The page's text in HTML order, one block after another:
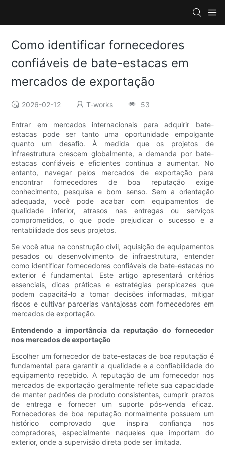
Como identificar fornecedores
confiáveis ​​de bate-estacas em
mercados de exportação
2026-02-12 T-works 53
Entrar em mercados internacionais para adquirir bate-
estacas pode ser tanto uma oportunidade empolgante
quanto um desafio. À medida que os projetos de
infraestrutura crescem globalmente, a demanda por bate-
estacas confiáveis ​​e eficientes continua a aumentar. No
entanto, navegar pelos mercados de exportação para
encontrar fornecedores de boa reputação exige
conhecimento, pesquisa e bom senso. Sem a orientação
adequada, você pode acabar com equipamentos de
qualidade inferior, atrasos nas entregas ou serviços
comprometidos, o que pode prejudicar o sucesso e a
rentabilidade dos seus projetos.
Se você atua na construção civil, aquisição de equipamentos
pesados ​​ou desenvolvimento de infraestrutura, entender
como identificar fornecedores confiáveis ​​de bate-estacas no
exterior é fundamental. Este artigo apresentará critérios
essenciais, dicas práticas e estratégias perspicazes que
podem capacitá-lo a tomar decisões informadas, mitigar
riscos e cultivar parcerias vantajosas com fornecedores em
mercados de exportação.
Entendendo a importância da reputação do fornecedor
nos mercados de exportação
Escolher um fornecedor de bate-estacas de boa reputação é
fundamental para garantir a qualidade e a confiabilidade do
equipamento recebido. A reputação de um fornecedor nos
mercados de exportação geralmente reflete sua capacidade
de manter padrões de produto consistentes, cumprir prazos
de entrega e fornecer um suporte pós-venda eficaz.
Fornecedores de boa reputação normalmente possuem um
histórico comprovado que inspira confiança nos
compradores, especialmente naqueles que importam do
exterior, onde a supervisão direta pode ser limitada.